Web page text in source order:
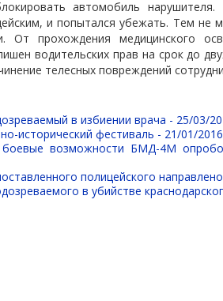
автомобиль
и попытался убежать. Тем не
От прохождения медицинского
водительских прав на срок до
телесных повреждений
в избиении врача - 25/03/
исторический фестиваль - 21/01/
боевые возможности БМД-4М
полицейского
в убийстве